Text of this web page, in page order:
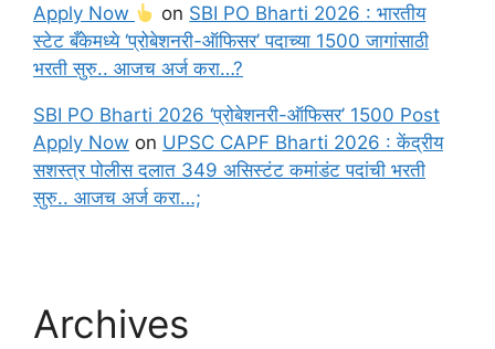
Apply Now
on SBI PO Bharti 2026 : भारतीय
स्टेट बँकेमध्ये ‘प्रोबेशनरी-ऑफिसर’ पदाच्या 1500 जागांसाठी
भरती सुरु.. आजच अर्ज करा…?
SBI PO Bharti 2026 ‘प्रोबेशनरी-ऑफिसर’ 1500 Post
Apply Now on UPSC CAPF Bharti 2026 : केंद्रीय
सशस्त्र पोलीस दलात 349 असिस्टंट कमांडंट पदांची भरती
सुरु.. आजच अर्ज करा…;
Archives